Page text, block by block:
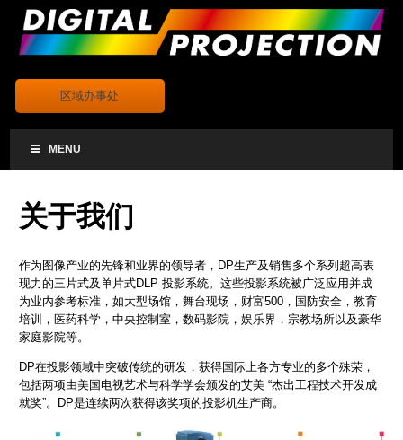
区域办事处
MENU
关于我们
作为图像产业的先锋和业界的领导者，DP生产及销售多个系列超高表
现力的三片式及单片式DLP 投影系统。这些投影系统被广泛应用并成
为业内参考标准，如大型场馆，舞台现场，财富500，国防安全，教育
培训，医药科学，中央控制室，数码影院，娱乐界，宗教场所以及豪华
家庭影院等。
DP在投影领域中突破传统的研发，获得国际上各方专业的多个殊荣，
包括两项由美国电视艺术与科学学会颁发的艾美 “杰出工程技术开发成
就奖”。DP是连续两次获得该奖项的投影机生产商。